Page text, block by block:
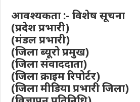
आवश्यकता :- विशेष सूचना
(प्रदेश प्रभारी)
(मंडल प्रभारी)
(जिला ब्यूरो प्रमुख)
(जिला संवाददाता)
(जिला क्राइम रिपोर्टर)
(जिला मीडिया प्रभारी जिला)